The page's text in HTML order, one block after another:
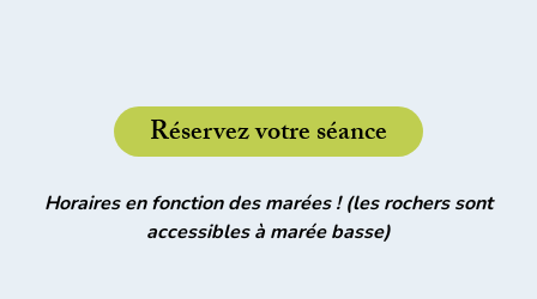
Réservez votre séance
Horaires en fonction des marées ! (les rochers sont
accessibles à marée basse)